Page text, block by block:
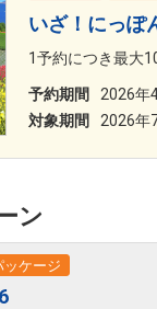
いざ！にっぽ
1予約につき最大
予約期間
2026年
対象期間
2026年
ン
ッケージ